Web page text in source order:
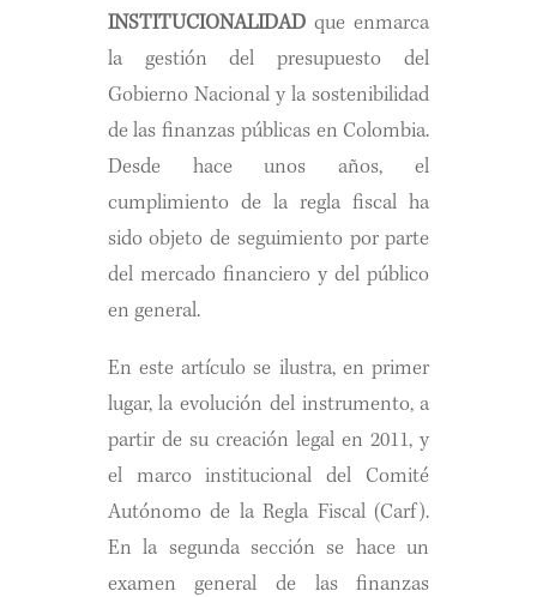
INSTITUCIONALIDADque enmarca
la gestión del presupuesto del
Gobierno Nacional y la sostenibilidad
de las finanzas públicas en Colombia.
Desde hace unos años, el
cumplimiento de la regla fiscal ha
sido objeto de seguimiento por parte
del mercado financiero y del público
en general.
En este artículo se ilustra, en primer
lugar, la evolución del instrumento, a
partir de su creación legal en 2011, y
el marco institucional del Comité
Autónomo de la Regla Fiscal (Carf).
En la segunda sección se hace un
examen general de las finanzas